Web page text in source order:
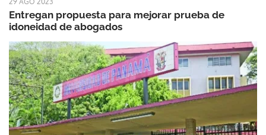
Entregan propuesta para mejorar prueba de
idoneidad de abogados